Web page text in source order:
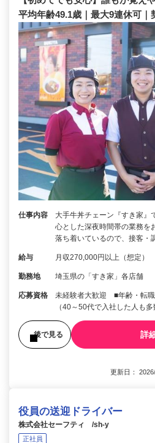
平均年齢49.1歳｜最大9連休可｜
仕事内容
大手牛丼チェーン『すき家』
心とした深夜時間帯の業務を
落ち着いているので、接客・
給与 月収270,000円以上（想定）
勤務地 埼玉県の「すき家」各店舗
応募資格
未経験者大歓迎 ■年齢・転
（40～50代で入社した人も
後で見る 詳
更新日：
役員の送迎ドライバー
株式会社セーフティ /sh-y
正社員